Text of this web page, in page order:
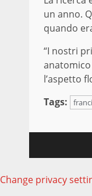
un anno.
quando
“I nostri
l’aspetto
Tags:
Change privacy